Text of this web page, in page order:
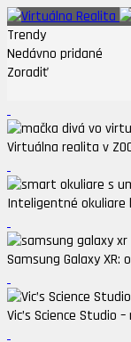
Trendy
Nedávno pridané
Zoradiť
Virtuálna realita v
Inteligentné okuliare
Samsung Galaxy
Vic’s Science Studio